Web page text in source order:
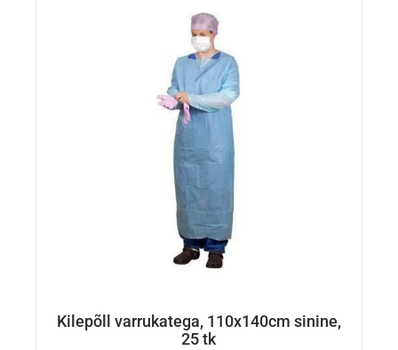
Kilepõll varrukatega, 110x140cm sinine,
25 tk